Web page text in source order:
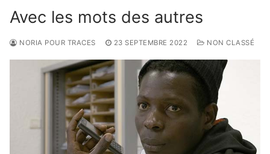
Avec les mots des autres
NORIA POUR TRACES 23 SEPTEMBRE 2022 NON CLASSÉ